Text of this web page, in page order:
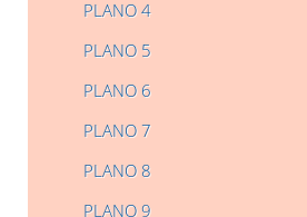
PLANO 4
PLANO 5
PLANO 6
PLANO 7
PLANO 8
PLANO 9